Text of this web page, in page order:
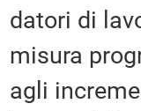
datori di
misura
agli